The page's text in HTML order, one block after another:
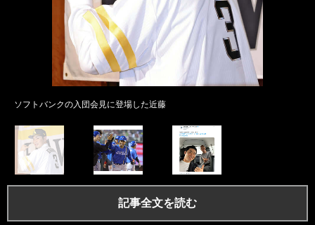
ソフトバンクの入団会見に登場した近藤
記事全文を読む